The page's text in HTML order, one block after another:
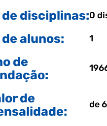
de disciplinas:0
de alunos: 1
de
de
de